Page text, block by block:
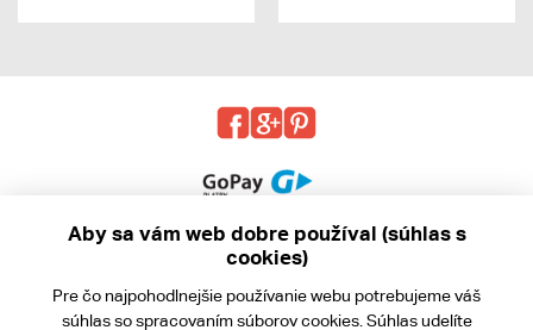
Obchodné podmienky
Aby sa vám web dobre používal (súhlas s
cookies)
Pre čo najpohodlnejšie používanie webu potrebujeme váš
súhlasso spracovaním súborov cookies. Súhlas udelíte